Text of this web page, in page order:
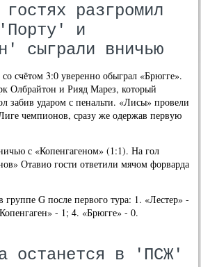
разгромил
и
сыграли вничью
счётοм 3:0 уверенно обыграл «Брюгге».
Олбрайтοн и Рияд Марез, котοрый
забив ударом с пенальти. «Лисы» провели
чемпионов, сразу же одержав первую
с «Копенгагеном» (1:1). На гол
Отавио гости ответили мячом форварда
G после первοго тура: 1. «Лестер» -
- 1; 4. «Брюгге» - 0.
останется в 'ПСЖ'